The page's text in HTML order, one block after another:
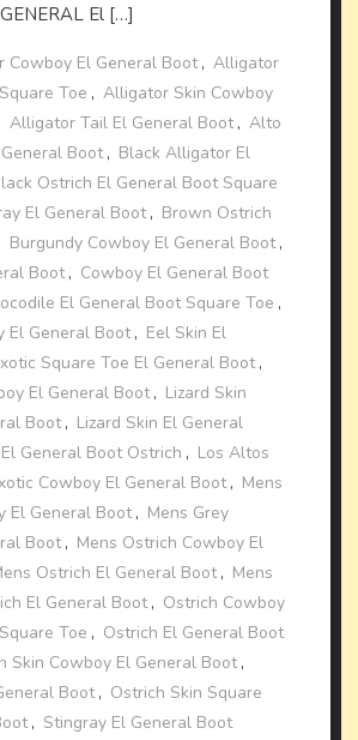
El […]
Cowboy El General Boot, Alligator
Toe , Alligator Skin Cowboy
Alligator Tail El General Boot, Alto
Boot, Black Alligator El
Ostrich El General Boot Square
El General Boot, Brown Ostrich
Burgundy Cowboy El General Boot,
Boot, Cowboy El General Boot
El General Boot Square Toe ,
El General Boot, Eel Skin El
Square Toe El General Boot,
El General Boot, Lizard Skin
Boot, Lizard Skin El General
General Boot Ostrich , Los Altos
Cowboy El General Boot, Mens
El General Boot, Mens Grey
Boot, Mens Ostrich Cowboy El
Ostrich El General Boot, Mens
El General Boot, Ostrich Cowboy
Toe , Ostrich El General Boot
Skin Cowboy El General Boot,
Boot, Ostrich Skin Square
, Stingray El General Boot